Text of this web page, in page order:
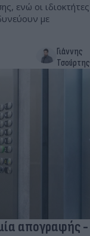
ενώ οι ιδιοκτήτες
με
Γιάννης
Τσούρτης
απογραφής -